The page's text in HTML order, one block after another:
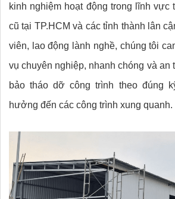
kinh nghiệm hoạt động trong lĩnh vực
cũ tại TP.HCM và các tỉnh thành lân
viên, lao động lành nghề, chúng tôi
vụ chuyên nghiệp, nhanh chóng và an
bảo tháo dỡ công trình theo đúng
hưởng đến các công trình xung quanh.